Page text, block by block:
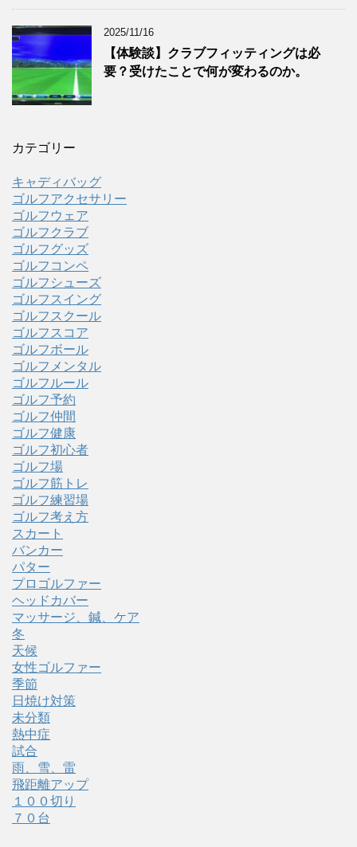
2025/11/16
【体験談】クラブフィッティングは必
要？受けたことで何が変わるのか。
カテゴリー
キャディバッグ
ゴルフアクセサリー
ゴルフウェア
ゴルフクラブ
ゴルフグッズ
ゴルフコンペ
ゴルフシューズ
ゴルフスイング
ゴルフスクール
ゴルフスコア
ゴルフボール
ゴルフメンタル
ゴルフルール
ゴルフ予約
ゴルフ仲間
ゴルフ健康
ゴルフ初心者
ゴルフ場
ゴルフ筋トレ
ゴルフ練習場
ゴルフ考え方
スカート
バンカー
パター
プロゴルファー
ヘッドカバー
マッサージ、鍼、ケア
冬
天候
女性ゴルファー
季節
日焼け対策
未分類
熱中症
試合
雨、雪、雷
飛距離アップ
１００切り
７０台